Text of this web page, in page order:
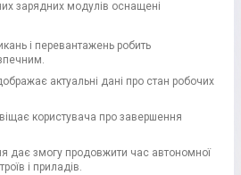
зарядних модулів оснащені
і перевантажень робить
актуальні дані про стан робочих
користувача про завершення
дає змогу продовжити час автономної
і приладів.